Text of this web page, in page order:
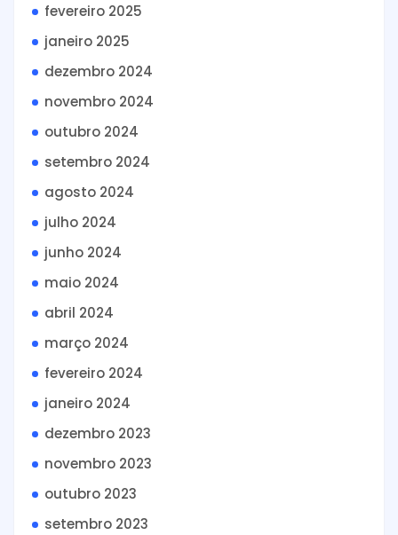
fevereiro 2025
janeiro 2025
dezembro 2024
novembro 2024
outubro 2024
setembro 2024
agosto 2024
julho 2024
junho 2024
maio 2024
abril 2024
março 2024
fevereiro 2024
janeiro 2024
dezembro 2023
novembro 2023
outubro 2023
setembro 2023